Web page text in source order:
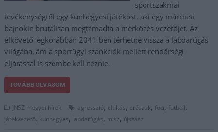
sportszakmai
tevékenységtől egy kunhegyesi játékost, aki egy márciusi
bajnokin brutálisan megtámadta a mérkőzés vezetőjét. Az
elkövető legkorábban 2041-ben térhetne vissza a labdarúgás
világába, ám a sportügyi szankciók mellett rendőrségi
eljárással is szembe kell néznie.
TOVÁBB OLVASOM
JNSZ megyei hírek agresszió, eltiltás, erőszak, foci, futball,
játékvezető, kunhegyes, labdarúgás, mlsz, újszász